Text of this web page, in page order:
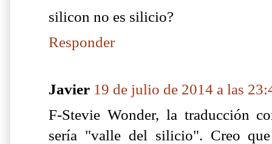
silicon no es silicio?
Responder
Javier 19 de julio de 2014 a las
F-Stevie Wonder, la traducción
sería "valle del silicio". Creo